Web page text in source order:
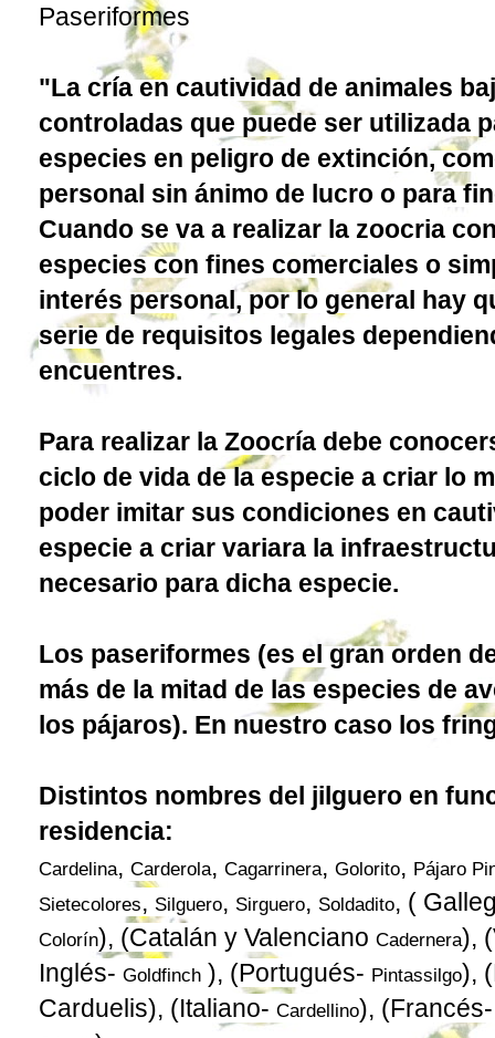
Paseriformes
"La cría en cautividad de animales
controladas que puede ser utilizada
especies en peligro de extinción,
personal sin ánimo de lucro o para
Cuando se va a realizar la zoocria
especies con fines comerciales o
interés personal, por lo general hay
serie de requisitos legales
encuentres.
Para realizar la Zoocría debe
ciclo de vida de la especie a criar lo
poder imitar sus condiciones en
especie a criar variara la
necesario para dicha especie.
Los paseriformes (es el gran orden
más de la mitad de las especies de
los pájaros). En nuestro caso los
Distintos nombres del jilguero en
residencia:
Cardelina, Carderola, Cagarrinera, Golorito, Pájaro
Sietecolores, Silguero, Sirguero, Soldadito, (
Colorín), (Catalán y Valenciano Cadernera),
Inglés- Goldfinch ), (Portugués- Pintassilgo),
Carduelis), (Italiano- Cardellino),